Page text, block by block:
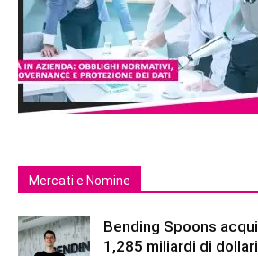
Mercati e Nomine
Bending Spoons
1,285 miliardi di dollari